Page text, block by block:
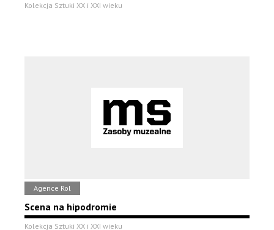
Kolekcja Sztuki XX i XXI wieku
Agence Rol
Scena na hipodromie
Kolekcja Sztuki XX i XXI wieku